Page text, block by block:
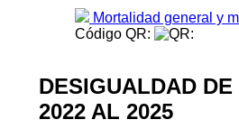
Mortalidad general y
Código QR:
DESIGUALDAD DE
2022 AL 2025